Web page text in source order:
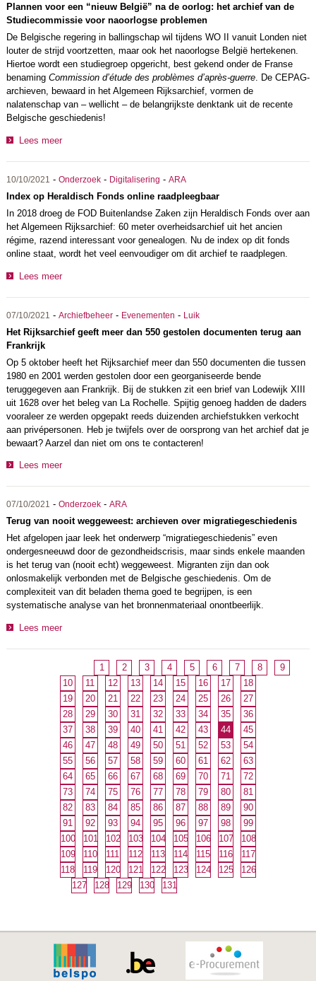
Plannen voor een “nieuw België” na de oorlog: het archief van de
Studiecommissie voor naoorlogse problemen
De Belgische regering in ballingschap wil tijdens WO II vanuit Londen niet
louter de strijd voortzetten, maar ook het naoorlogse België hertekenen.
Hiertoe wordt een studiegroep opgericht, best gekend onder de Franse
benaming Commission d’étude des problèmes d’après-guerre. De CEPAG-
archieven, bewaard in het Algemeen Rijksarchief, vormen de
nalatenschap van – wellicht – de belangrijkste denktank uit de recente
Belgische geschiedenis!
Lees meer
10/10/2021 - Onderzoek- Digitalisering - ARA
Index op Heraldisch Fonds online raadpleegbaar
In 2018 droeg de FOD Buitenlandse Zaken zijn Heraldisch Fonds over aan
het Algemeen Rijksarchief: 60 meter overheidsarchief uit het ancien
régime, razend interessant voor genealogen. Nu de index op dit fonds
online staat, wordt het veel eenvoudiger om dit archief te raadplegen.
Lees meer
07/10/2021 - Archiefbeheer- Evenementen - Luik
Het Rijksarchief geeft meer dan 550 gestolen documenten terug aan
Frankrijk
Op 5 oktober heeft het Rijksarchief meer dan 550 documenten die tussen
1980 en 2001 werden gestolen door een georganiseerde bende
teruggegeven aan Frankrijk. Bij de stukken zit een brief van Lodewijk XIII
uit 1628 over het beleg van La Rochelle. Spijtig genoeg hadden de daders
vooraleer ze werden opgepakt reeds duizenden archiefstukken verkocht
aan privépersonen. Heb je twijfels over de oorsprong van het archief dat je
bewaart? Aarzel dan niet om ons te contacteren!
Lees meer
07/10/2021 - Onderzoek- ARA
Terug van nooit weggeweest: archieven over migratiegeschiedenis
Het afgelopen jaar leek het onderwerp “migratiegeschiedenis” even
ondergesneeuwd door de gezondheidscrisis, maar sinds enkele maanden
is het terug van (nooit echt) weggeweest. Migranten zijn dan ook
onlosmakelijk verbonden met de Belgische geschiedenis. Om de
complexiteit van dit beladen thema goed te begrijpen, is een
systematische analyse van het bronnenmateriaal onontbeerlijk.
Lees meer
1 2 3 4 5 6 7 8
9
10
11 12 13 14 15 16 17
18
19
20 21 22 23 24 25 26
27
28
29 30 31 32 33 34 35
36
37
38 39 40 41 42 43 44
45
46
47 48 49 50 51 52 53
54
55
56 57 58 59 60 61 62
63
64
65 66 67 68 69 70 71
72
73
74 75 76 77 78 79 80
81
82
83 84 85 86 87 88 89
90
91
92 93 94 95 96 97 98
99
100
101 102 103 104 105 106 107
108
109
110 111 112 113 114 115 116
117
118
119 120 121 122 123 124 125
126
127
128 129 130 131